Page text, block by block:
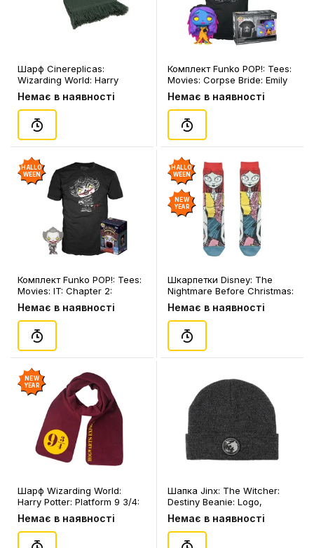
Шарф Cinereplicas:
Wizarding World: Harry
Potter: Hogwarts Houses:
Slytherin: Logo, (560585)
Немає в наявності
Комплект Funko POP!: Tees:
Movies: Corpse Bride: Emily
(S) (Black Light), (72698)
Немає в наявності
HALLO
WEEN
Комплект Funko POP!: Tees:
Movies: IT: Chapter 2:
Pennywise w/ Beaver Hat
(M), (42420)
Немає в наявності
HALLO
WEEN
NEW
YEAR
Шкарпетки Disney: The
Nightmare Before Christmas:
Sally, (91250)
Немає в наявності
NEW
YEAR
Шарф Wizarding World:
Harry Potter: Platform 9 3/4:
Logo, (129223)
Немає в наявності
Шапка Jinx: The Witcher:
Destiny Beanie: Logo,
(315069)
Немає в наявності